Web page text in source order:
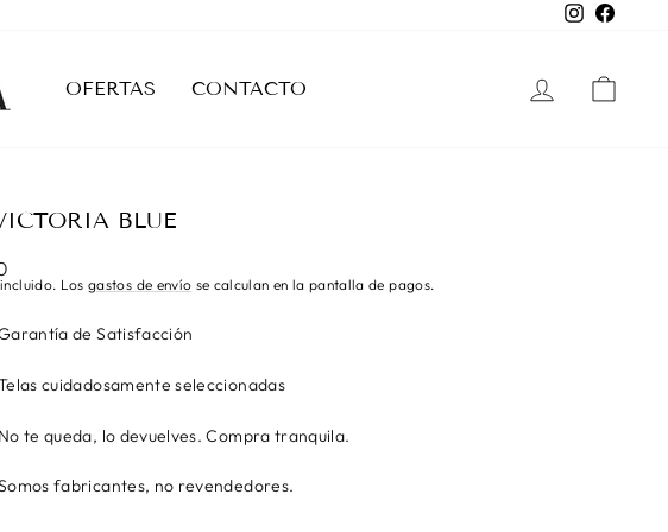
Instagram
OFERTAS CONTACTO INGRESAR
BLUE
Losgastos de envío se calculan en la pantalla de pagos.
de Satisfacción
cuidadosamente seleccionadas
No te queda, lo devuelves. Compra tranquila.
fabricantes, no revendedores.